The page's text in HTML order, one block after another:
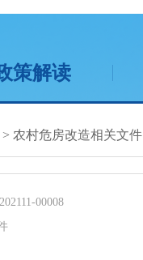
策解读
> 农村危房改造相关文件
00008